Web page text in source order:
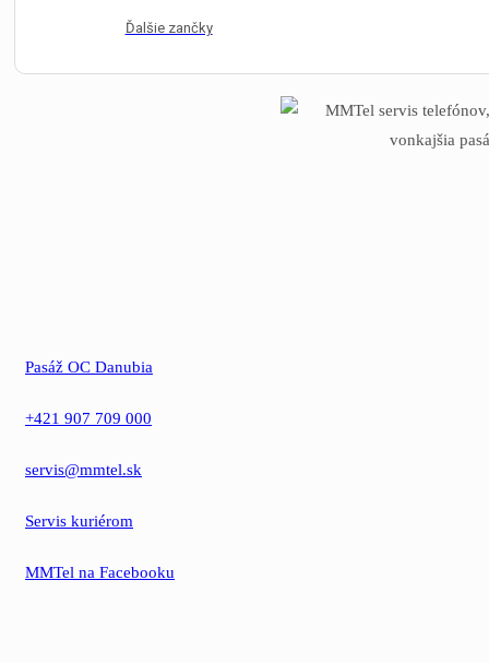
Ďalšie zančky
Pasáž OC Danubia
+421 907 709 000
servis@mmtel.sk
Servis kuriérom
MMTel na Facebooku